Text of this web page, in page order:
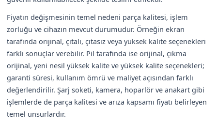
Fiyatın değişmesinin temel nedeni parça kalitesi, işlem
zorluğu ve cihazın mevcut durumudur. Örneğin ekran
tarafında orijinal, çıtalı, çıtasız veya yüksek kalite seçenekleri
farklı sonuçlar verebilir. Pil tarafında ise orijinal, çıkma
orijinal, yeni nesil yüksek kalite ve yüksek kalite seçenekleri;
garanti süresi, kullanım ömrü ve maliyet açısından farklı
değerlendirilir. Şarj soketi, kamera, hoparlör ve anakart gibi
işlemlerde de parça kalitesi ve arıza kapsamı fiyatı belirleyen
temel unsurlardır.